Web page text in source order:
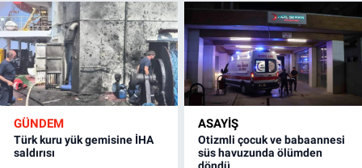
GÜNDEM
Türk kuru yük gemisine İHA
saldırısı
ASAYİŞ
Otizmli çocuk ve babaannesi
süs havuzunda ölümden
döndü